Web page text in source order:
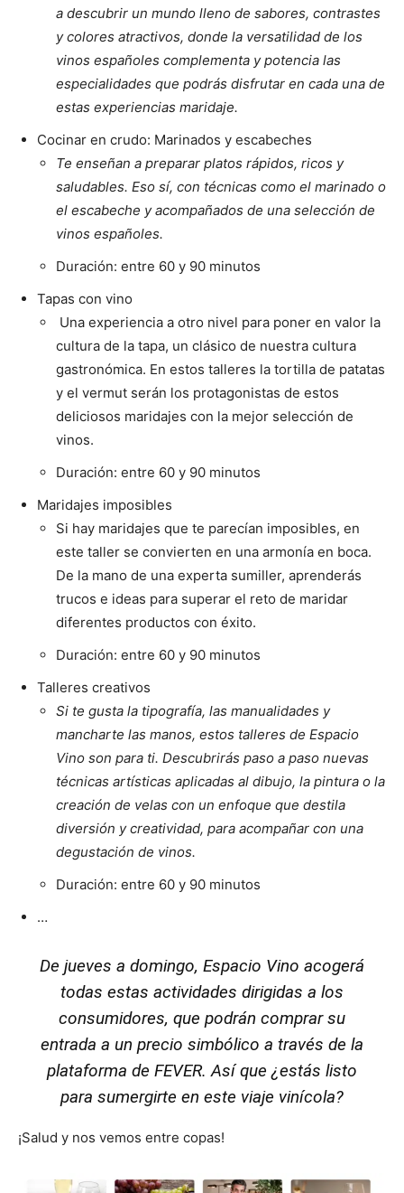
a descubrir un mundo lleno de sabores, contrastes
y colores atractivos, donde la versatilidad de los
vinos españoles complementa y potencia las
especialidades que podrás disfrutar en cada una de
estas experiencias maridaje.
Cocinar en crudo: Marinados y escabeches
Te enseñan a preparar platos rápidos, ricos y
saludables. Eso sí, con técnicas como el marinado o
el escabeche y acompañados de una selección de
vinos españoles.
Duración: entre 60 y 90 minutos
Tapas con vino
Una experiencia a otro nivel para poner en valor la
cultura de la tapa, un clásico de nuestra cultura
gastronómica. En estos talleres la tortilla de patatas
y el vermut serán los protagonistas de estos
deliciosos maridajes con la mejor selección de
vinos.
Duración: entre 60 y 90 minutos
Maridajes imposibles
Si hay maridajes que te parecían imposibles, en
este taller se convierten en una armonía en boca.
De la mano de una experta sumiller, aprenderás
trucos e ideas para superar el reto de maridar
diferentes productos con éxito.
Duración: entre 60 y 90 minutos
Talleres creativos
Si te gusta la tipografía, las manualidades y
mancharte las manos, estos talleres de Espacio
Vino son para ti. Descubrirás paso a paso nuevas
técnicas artísticas aplicadas al dibujo, la pintura o la
creación de velas con un enfoque que destila
diversión y creatividad, para acompañar con una
degustación de vinos.
Duración: entre 60 y 90 minutos
…
De jueves a domingo, Espacio Vino acogerá
todas estas actividades dirigidas a los
consumidores, que podrán comprar su
entrada a un precio simbólico a través de la
plataforma de FEVER. Así que ¿estás listo
para sumergirte en este viaje vinícola?
¡Salud y nos vemos entre copas!